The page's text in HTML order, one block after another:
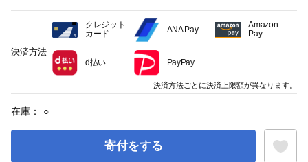
在庫： ○
寄付をする
決済方法
クレジット
カード
ANA Pay
Amazon
Pay
d払い PayPay
決済方法ごとに決済上限額が異なります。